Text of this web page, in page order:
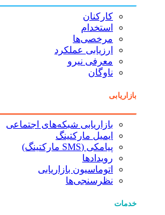
کارکنان
استخدام
مرخصی‌ها
ارزیابی عملکرد
معرفی نیرو
ناوگان
بازاریابی
بازاریابی شبکه‌های اجتماعی
ایمیل مارکتینگ
پیامکی (SMS مارکتینگ)
رویدادها
اتوماسیون بازاریابی
نظرسنجی‌ها
خدمات